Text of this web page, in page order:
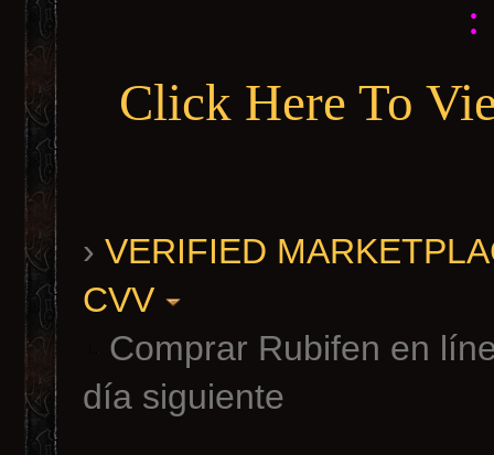
:
Click Here To
› VERIFIED
CVV
Comprar Rubifen en
día siguiente